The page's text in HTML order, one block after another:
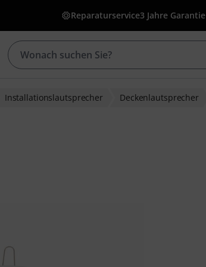
Reparaturservice3 Jahre Garantie
Installationslautsprecher Deckenlautsprecher